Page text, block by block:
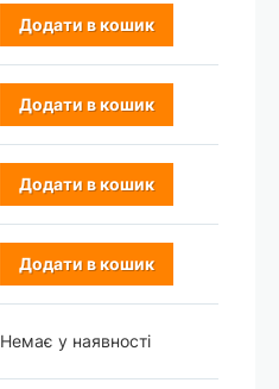
Додати в кошик
Додати в кошик
Додати в кошик
Додати в кошик
Немає у наявності